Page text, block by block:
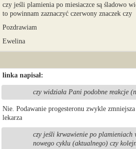
czy jeśli plamienia po miesiaczce są śladowo
to powinnam zaznaczyć czerwony znaczek czy
Pozdrawiam
Ewelina
linka napisał:
czy widziała Pani podobne reakcje
Nie. Podawanie progesteronu zwykle
lekarza
czy jeśli krwawienie po plamieniach
nowego cyklu (aktualnego) czy